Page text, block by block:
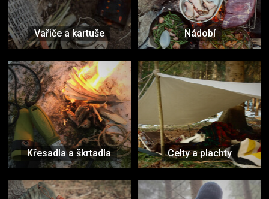
Vařiče a kartuše Nádobí
Křesadla a škrtadla Celty a plachty